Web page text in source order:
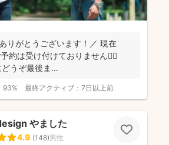
りがとうございます！／ 現在
約は受け付けておりません🙇‍♀️
うぞ最後ま...
93% 最終アクティブ： 7日以上前
やました
4.9 (148)男性